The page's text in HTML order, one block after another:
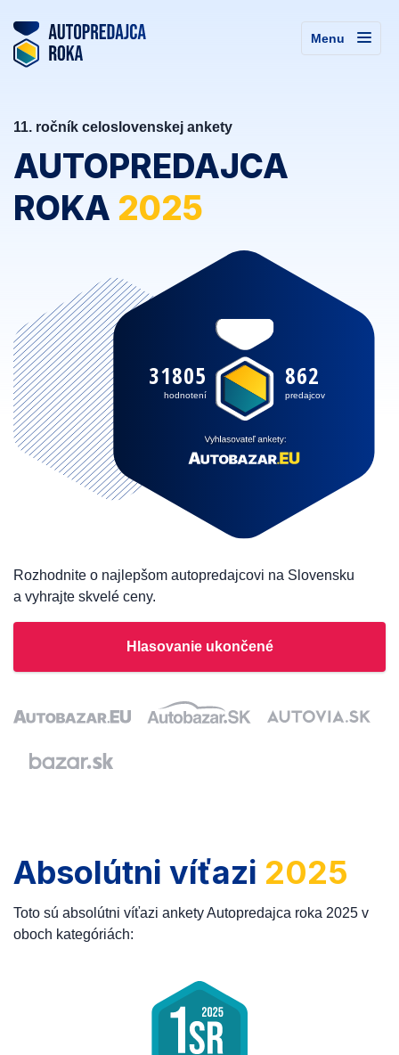
Menu
11. ročník celoslovenskej ankety
AUTOPREDAJCA
ROKA 2025
862
predajcov
31805
hodnotení
Rozhodnite o najlepšom autopredajcovi na Slovensku
a vyhrajte skvelé ceny.
Hlasovanie ukončené
Absolútni víťazi 2025
Toto sú absolútni víťazi ankety Autopredajca roka 2025 v
oboch kategóriách: